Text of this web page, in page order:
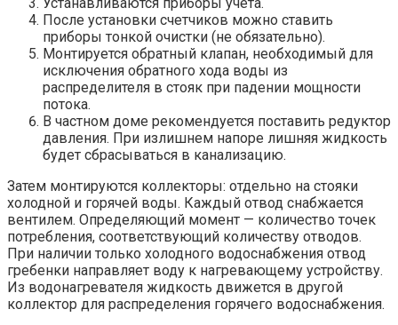
После установки счетчиков можно ставить
приборы тонкой очистки (не обязательно).
Монтируется обратный клапан, необходимый для
исключения обратного хода воды из
распределителя в стояк при падении мощности
потока.
В частном доме рекомендуется поставить редуктор
давления. При излишнем напоре лишняя жидкость
будет сбрасываться в канализацию.
Затем монтируются коллекторы: отдельно на стояки
холодной и горячей воды. Каждый отвод снабжается
вентилем. Определяющий момент — количество точек
потребления, соответствующий количеству отводов.
При наличии только холодного водоснабжения отвод
гребенки направляет воду к нагревающему устройству.
Из водонагревателя жидкость движется в другой
коллектор для распределения горячего водоснабжения.